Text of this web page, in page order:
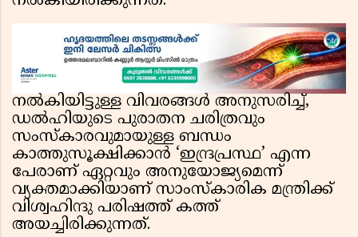
നൽകിയിട്ടുള്ള വിവരങ്ങൾ അനുസരിച്ച്,
ഡൽഹിയുടെ പുരാതന ചരിത്രവും
സംസ്കാരവുമായുള്ള ബന്ധം
കാത്തുസൂക്ഷിക്കാൻ ‘ഇന്ദ്രപ്രസ്ഥ’ എന്ന
പേരാണ് ഏറ്റവും അനുയോജ്യമെന്ന്
വ്യക്തമാക്കിയാണ് സാംസ്കാരിക മന്ത്രിക്ക്
വിശ്വഹിന്ദു പരിഷത്ത് കത്ത്
അയച്ചിരിക്കുന്നത്.